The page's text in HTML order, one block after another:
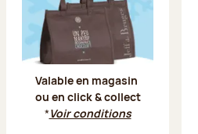
Valable en magasin
ou en click & collect
*Voir conditions